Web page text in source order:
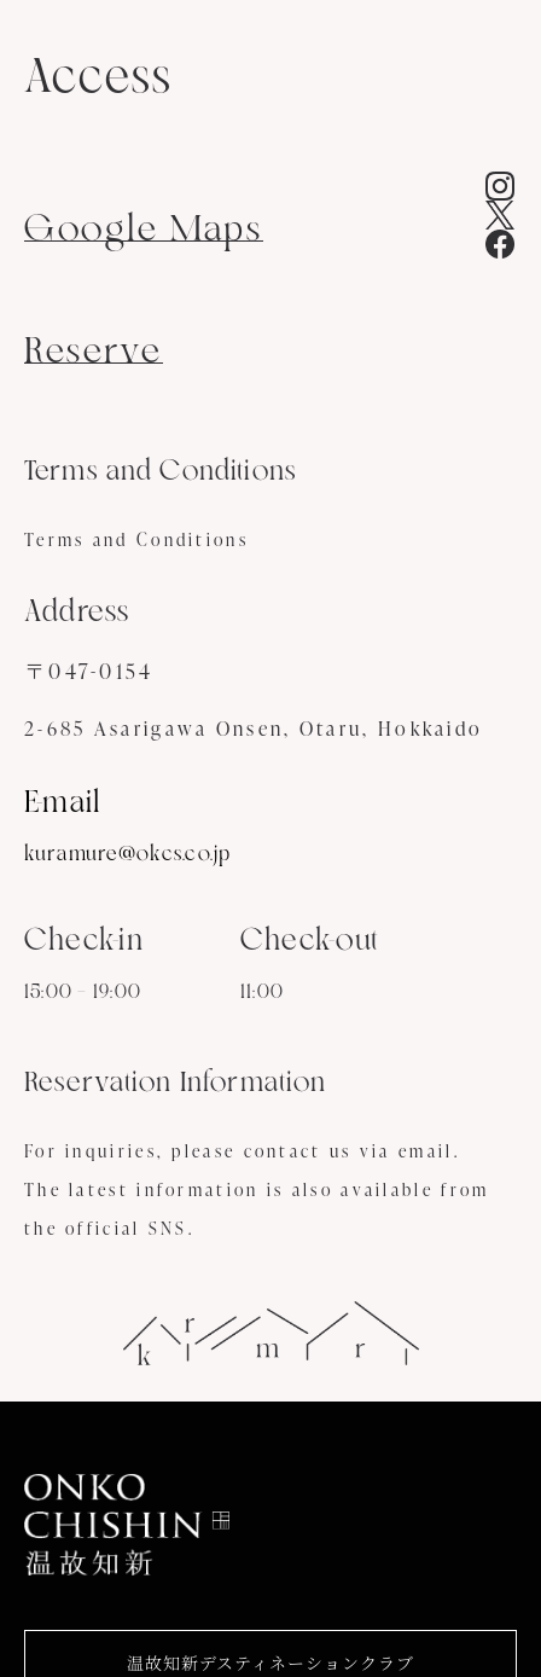
Access
Address
〒047-0154
2-685 Asarigawa Onsen, Otaru, Hokkaido
Google Maps
Reserve
Check-in
15:00 – 19:00
Check-out
11:00
Reservation Information
For inquiries, please contact us via email.
The latest information is also available from
the official SNS.
E-mail
kuramure@okcs.co.jp
Terms and Conditions
Terms and Conditions
温故知新デスティネーションクラブ